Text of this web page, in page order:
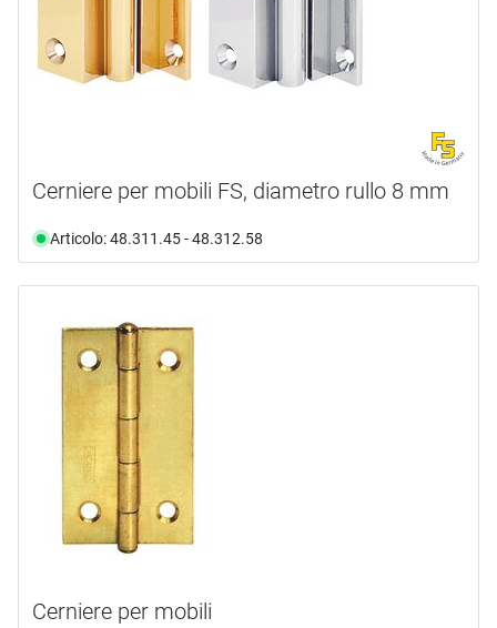
Cerniere per mobili FS, diametro rullo 8 mm
Articolo: 48.311.45 - 48.312.58
Cerniere per mobili